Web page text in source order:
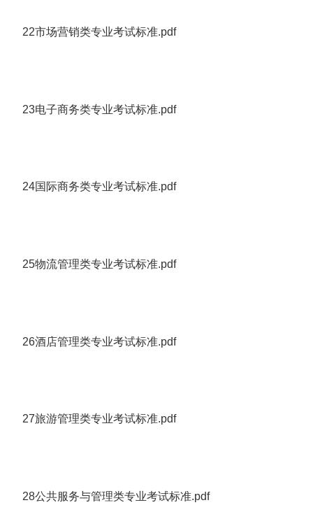
22市场营销类专业考试标准.pdf
23电子商务类专业考试标准.pdf
24国际商务类专业考试标准.pdf
25物流管理类专业考试标准.pdf
26酒店管理类专业考试标准.pdf
27旅游管理类专业考试标准.pdf
28公共服务与管理类专业考试标准.pdf